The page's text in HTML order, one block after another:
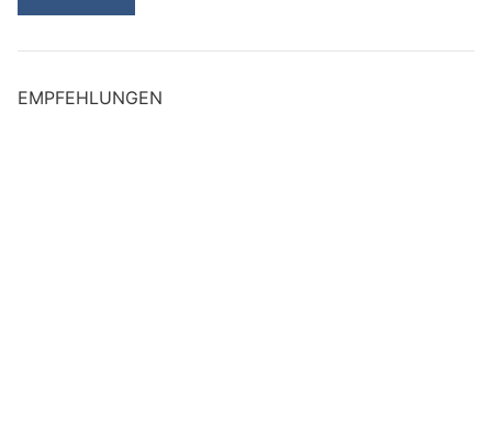
EMPFEHLUNGEN